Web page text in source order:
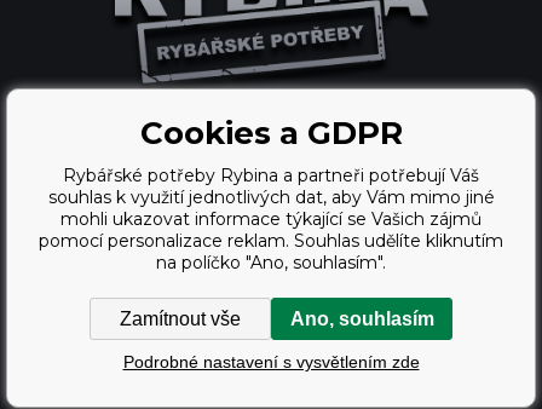
Copyright © 2009 - 2026,
Rybářské potřeby Rybina
WWW stránkydodal
BINARGON.cz
webdesign
Vortex Vision.cz
Cookies a GDPR
Rybářské potřeby Rybina a partneři potřebují Váš
souhlas k využití jednotlivých dat, aby Vám mimo jiné
mohli ukazovat informace týkající se Vašich zájmů
pomocí personalizace reklam. Souhlas udělíte kliknutím
na políčko "Ano, souhlasím".
Zamítnout vše Ano, souhlasím
Podrobné nastavení s vysvětlením zde